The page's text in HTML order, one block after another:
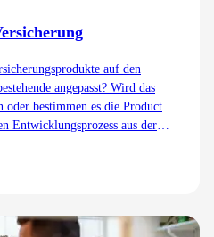
auf den
angepasst? Wird das
oder bestimmen es die Product
Entwicklungsprozess aus der